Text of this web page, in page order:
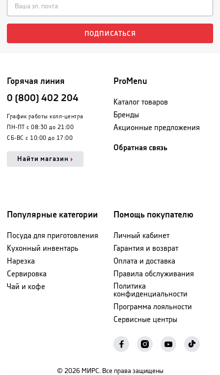
ПОДПИСАТЬСЯ
Горячая линия
0 (800) 402 204
График работы колл-центра
ПН-ПТ с 08:30 до 21:00
СБ-ВС с 10:00 до 17:00
Найти магазин
ProMenu
Каталог товаров
Бренды
Акционные предложения
Обратная связь
Популярные категории
Посуда для приготовления
Кухонный инвентарь
Нарезка
Сервировка
Чай и кофе
Помощь покупателю
Личный кабинет
Гарантия и возврат
Оплата и доставка
Правила обслуживания
Политика
конфиденциальности
Программа лояльности
Сервисные центры
© 2026 МИРС. Все права защищены